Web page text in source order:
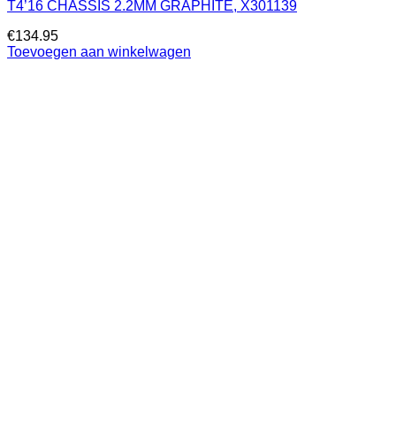
T4’16 CHASSIS 2.2MM GRAPHITE, X301139
€134.95
Toevoegen aan winkelwagen